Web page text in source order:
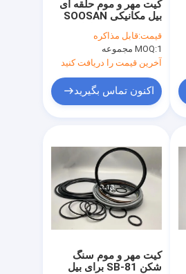
کیت مهر و موم حلقه ای
بیل مکانیکی SOOSAN
چکشی مواد FKM
قیمت:قابل مذاکره
MOQ:1 مجموعه
آخرین قیمت را دریافت کنید
اکنون تماس بگیرید
کیت مهر و موم سنگ
شکن SB-81 برای بیل